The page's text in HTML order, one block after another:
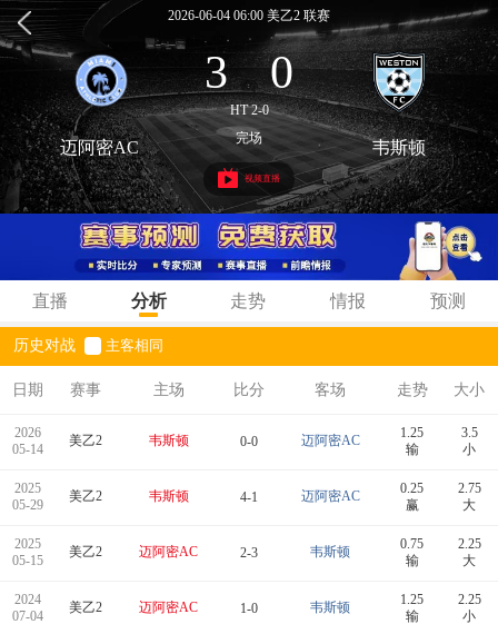
2026-06-04 06:00 美乙2 联赛
3 : 0
HT 2-0
迈阿密AC 完场 韦斯顿
视频直播
直播 分析 走势 情报 预测
历史对战 主客相同
日期 赛事 主场 比分 客场 走势 大小
2026
05-14
美乙2 韦斯顿 0-0 迈阿密AC
1.25
输
3.5
小
2025
05-29
美乙2 韦斯顿 4-1 迈阿密AC
0.25
赢
2.75
大
2025
05-15
美乙2 迈阿密AC 2-3 韦斯顿
0.75
输
2.25
大
2024
07-04
美乙2 迈阿密AC 1-0 韦斯顿
1.25
输
2.25
小